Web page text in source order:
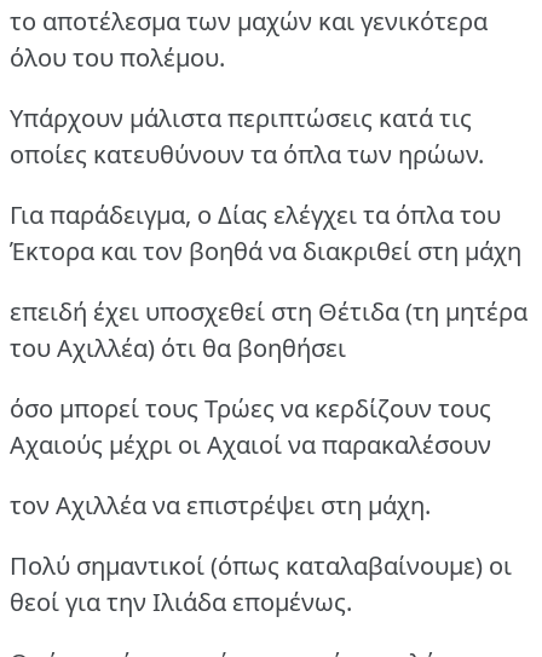
το αποτέλεσμα των μαχών και γενικότερα
όλου του πολέμου.
Υπάρχουν μάλιστα περιπτώσεις κατά τις
οποίες κατευθύνουν τα όπλα των ηρώων.
Για παράδειγμα, ο Δίας ελέγχει τα όπλα του
Έκτορα και τον βοηθά να διακριθεί στη μάχη
επειδή έχει υποσχεθεί στη Θέτιδα (τη μητέρα
του Αχιλλέα) ότι θα βοηθήσει
όσο μπορεί τους Τρώες να κερδίζουν τους
Αχαιούς μέχρι οι Αχαιοί να παρακαλέσουν
τον Αχιλλέα να επιστρέψει στη μάχη.
Πολύ σημαντικοί (όπως καταλαβαίνουμε) οι
θεοί για την Ιλιάδα επομένως.